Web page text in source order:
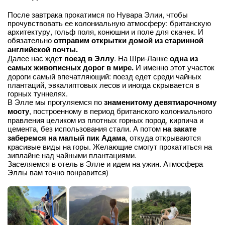
После завтрака прокатимся по Нувара Элии, чтобы
прочувствовать ее колониальную атмосферу: британскую
архитектуру, гольф поля, конюшни и поле для скачек. И
обязательноотправим открытки домой из старинной
английской почты.
Далее нас ждет поезд в Эллу. На Шри-Ланкеодна из
самых живописных дорог в мире. И именно этот участок
дороги самый впечатляющий: поезд едет среди чайных
плантаций, эвкалиптовых лесов и иногда скрывается в
горных туннелях.
В Элле мы прогуляемся познаменитому девятиарочному
мосту, построенному в период британского колониального
правления целиком из плотных горных пород, кирпича и
цемента, без использования стали. А потом на закате
заберемся на малый пик Адама, откуда открываются
красивые виды на горы. Желающие смогут прокатиться на
зиплайне над чайными плантациями.
Заселяемся в отель в Элле и идем на ужин. Атмосфера
Эллы вам точно понравится)